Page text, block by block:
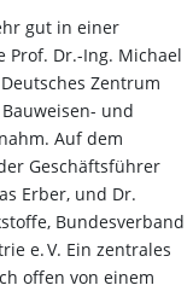
gut in einer
Prof. Dr.-Ing. Michael
Zentrum
und
Auf dem
Geschäftsführer
Erber, und Dr.
Bundesverband
e. V. Ein zentrales
offen von einem